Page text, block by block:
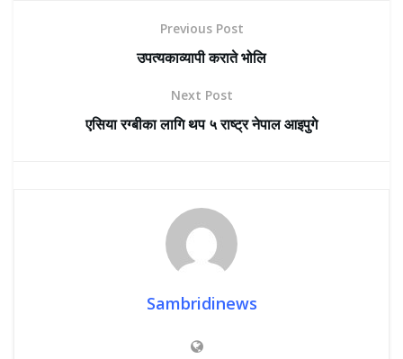
Previous Post
उपत्यकाव्यापी कराते भोलि
Next Post
एसिया रग्बीका लागि थप ५ राष्ट्र नेपाल आइपुगे
Sambridinews